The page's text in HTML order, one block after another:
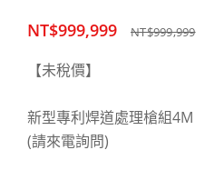
NT$999,999 NT$999,999
【未稅價】
新型專利焊道處理槍組4M
(請來電詢問)